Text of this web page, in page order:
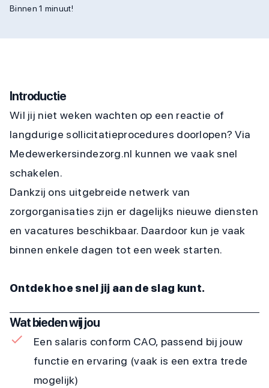
Binnen 1 minuut!
Introductie
Wil jij niet weken wachten op een reactie of
langdurige sollicitatieprocedures doorlopen? Via
Medewerkersindezorg.nl kunnen we vaak snel
schakelen.
Dankzij ons uitgebreide netwerk van
zorgorganisaties zijn er dagelijks nieuwe diensten
en vacatures beschikbaar. Daardoor kun je vaak
binnen enkele dagen tot een week starten.
Ontdek hoe snel jij aan de slag kunt.
Wat bieden wij jou
Een salaris conform CAO, passend bij jouw
functie en ervaring (vaak is een extra trede
mogelijk)